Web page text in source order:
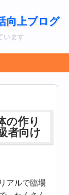
向上ブログ
います
作り
者向け
アルで臨場